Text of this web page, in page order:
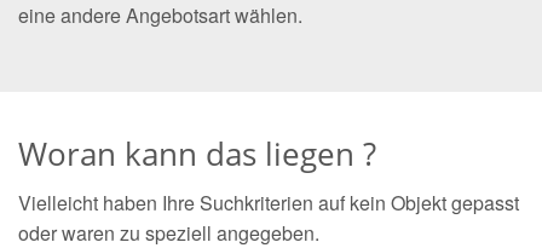
eine andere Angebotsart wählen.
Woran kann das liegen ?
Vielleicht haben Ihre Suchkriterien auf kein Objekt gepasst
oder waren zu speziell angegeben.